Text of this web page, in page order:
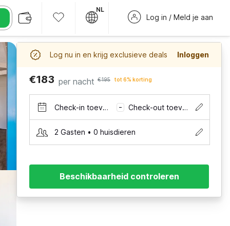
NL
Log in / Meld je aan
Log nu in en krijg exclusieve deals Inloggen
€183 per nacht €195 tot 6% korting
Check-in toevoegen – Check-out toevoegen
2 Gasten • 0 huisdieren
Beschikbaarheid controleren